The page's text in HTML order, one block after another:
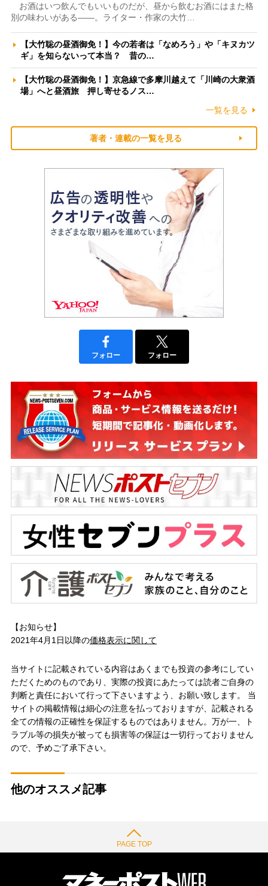
お酒はいつ飲んでもいいものだが、昼から飲むお酒にはまた格
別の味わいがある――。ライター・作家の大竹…
【大竹聡の昼酒御免！】今の若者は「なめろう」や「キヌカツ
ギ」を知らないって本当？ 昔の…
【大竹聡の昼酒御免！】京急線で多摩川越えて「川崎の大衆酒
場」へと昼酒旅 押し寄せるノス…
一覧を見る
著者・連載の一覧を見る
フォロー フォロー
【お知らせ】
2021年4月1日以降の価格表示に関して
当サイトに記載されている内容はあくまでも投資の参考にしてい
ただくためのものであり、実際の投資にあたっては読者ご自身の
判断と責任において行って下さいますよう、お願い致します。 当
サイトの掲載情報は細心の注意を払っておりますが、記載される
全ての情報の正確性を保証するものではありません。万が一、ト
ラブル等の損失が被っても損害等の保証は一切行っておりません
ので、予めご了承下さい。
他のオススメ記事
PAGE TOP